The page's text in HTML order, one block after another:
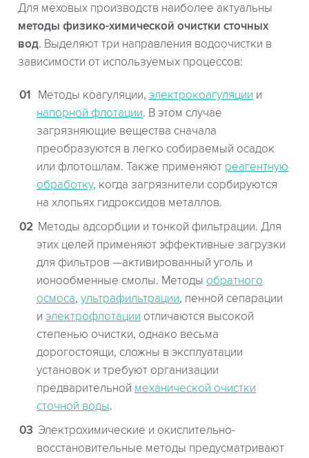
Для меховых производств наиболее актуальны
методы физико-химической очистки сточных
вод. Выделяют три направления водоочистки в
зависимости от используемых процессов:
Методы коагуляции, электрокоагуляции и
напорной флотации. В этом случае
загрязняющие вещества сначала
преобразуются в легко собираемый осадок
или флотошлам. Также применяют реагентную
обработку, когда загрязнители сорбируются
на хлопьях гидроксидов металлов.
Методы адсорбции и тонкой фильтрации. Для
этих целей применяют эффективные загрузки
для фильтров —активированный уголь и
ионообменные смолы. Методы обратного
осмоса, ультрафильтрации, пенной сепарации
и электрофлотации отличаются высокой
степенью очистки, однако весьма
дорогостоящи, сложны в эксплуатации
установок и требуют организации
предварительной механической очистки
сточной воды.
Электрохимические и окислительно-
восстановительные методы предусматривают